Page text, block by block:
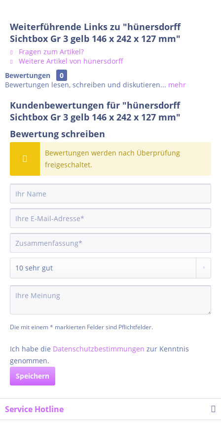
Weiterführende Links zu "hünersdorff
Sichtbox Gr 3 gelb 146 x 242 x 127 mm"
Fragen zum Artikel?
Weitere Artikel von hünersdorff
Bewertungen
0
Bewertungen lesen, schreiben und diskutieren... mehr
Kundenbewertungen für "hünersdorff
Sichtbox Gr 3 gelb 146 x 242 x 127 mm"
Bewertung schreiben
Bewertungen werden nach Überprüfung
freigeschaltet.
Die mit einem * markierten Felder sind Pflichtfelder.
Ich habe die Datenschutzbestimmungen zur Kenntnis
genommen.
Speichern
Service Hotline